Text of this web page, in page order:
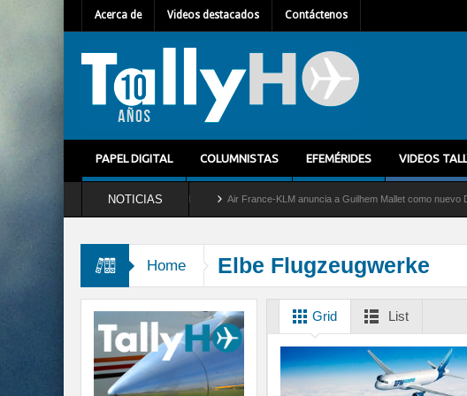
Acerca de Videos destacados Contáctenos
PAPEL DIGITAL COLUMNISTAS EFEMÉRIDES VIDEOS
NOTICIAS
del servicio al C-2 Greyhound Air France-KLM anuncia a Guilhem Mallet como nuevo Director
Home Elbe Flugzeugwerke
Grid List